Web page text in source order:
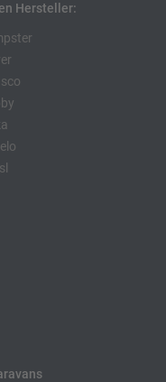
Hersteller: